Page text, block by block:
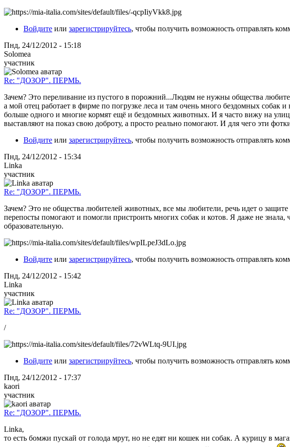
Войдите или зарегистрируйтесь, чтобы получить возможность отправлять
Пнд, 24/12/2012 - 15:18
Solomea
участник
Re: "ДОЗОР". ПЕРМЬ.
Зачем? Это переливание из пустого в порожний...Людям не нужны общества
а мой отец работает в фирме по погрузке леса и там очень много бездомных
больше одного и многие кормят ещё и бездомных животных. И я часто вижу на
выставляют на показ свою доброту, а просто реально помогают. И для чего эти
Войдите или зарегистрируйтесь, чтобы получить возможность отправлять
Пнд, 24/12/2012 - 15:34
Linka
участник
Re: "ДОЗОР". ПЕРМЬ.
Зачем? Это не общества любителей животных, все мы любители, речь идет о
перепосты помогают и помогли пристроить многих собак и котов. Я даже не
образовательную.
Войдите или зарегистрируйтесь, чтобы получить возможность отправлять
Пнд, 24/12/2012 - 15:42
Linka
участник
Re: "ДОЗОР". ПЕРМЬ.
/
Войдите или зарегистрируйтесь, чтобы получить возможность отправлять
Пнд, 24/12/2012 - 17:37
kaori
участник
Re: "ДОЗОР". ПЕРМЬ.
Linka,
то есть бомжи пускай от голода мрут, но не едят ни кошек ни собак. А курицу в